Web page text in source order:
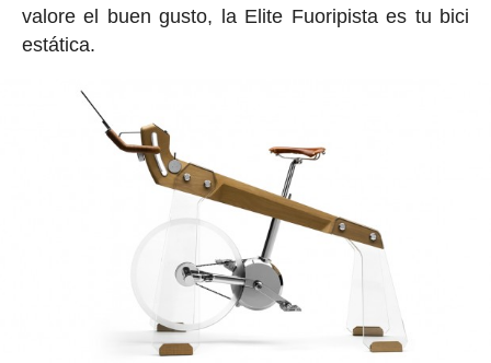
valore el buen gusto, la Elite Fuoripista es tu bici
estática.